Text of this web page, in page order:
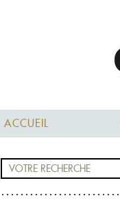
ACCUEIL